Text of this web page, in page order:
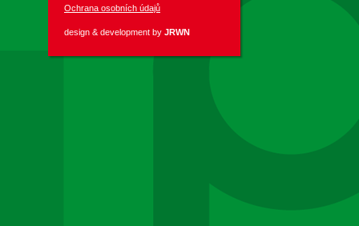
Ochrana osobních údajů
design & development by JRWN